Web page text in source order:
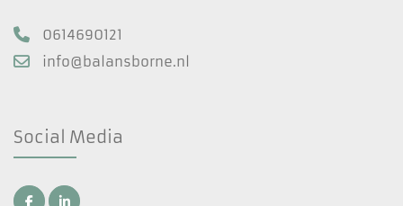
0614690121
info@balansborne.nl
Social Media